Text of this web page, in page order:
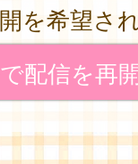
を希望さ
配信を再